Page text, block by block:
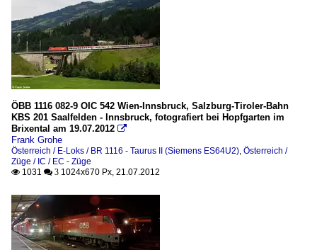
ÖBB 1116 082-9 OIC 542 Wien-Innsbruck, Salzburg-Tiroler-Bahn
KBS 201 Saalfelden - Innsbruck, fotografiert bei Hopfgarten im
Brixental am 19.07.2012 
Frank Grohe
Österreich / E-Loks / BR 1116 - Taurus II (Siemens ES64U2) Österreich /
Züge / IC / EC - Züge
 1031  3 1024x670 Px, 21.07.2012